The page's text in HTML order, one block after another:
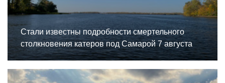
Стали известны подробности смертельного
столкновения катеров под Самарой 7 августа